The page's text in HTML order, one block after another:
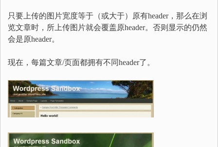
只要上传的图片宽度等于（或大于）原有header，那么在浏
览文章时，所上传图片就会覆盖原header。否则显示的仍然
会是原header。
现在，每篇文章/页面都拥有不同header了。